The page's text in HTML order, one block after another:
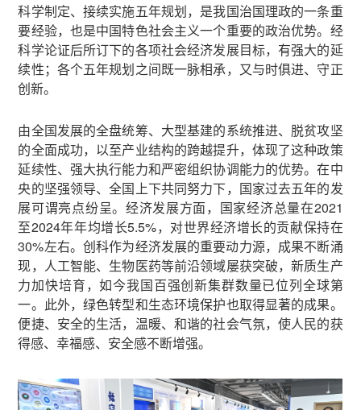
科学制定、接续实施五年规划，是我国治国理政的一条重
要经验，也是中国特色社会主义一个重要的政治优势。经
科学论证后所订下的各项社会经济发展目标，有强大的延
续性；各个五年规划之间既一脉相承，又与时俱进、守正
创新。
由全国发展的全盘统筹、大型基建的系统推进、脱贫攻坚
的全面成功，以至产业结构的跨越提升，体现了这种政策
延续性、强大执行能力和严密组织协调能力的优势。在中
央的坚强领导、全国上下共同努力下，国家过去五年的发
展可谓亮点纷呈。经济发展方面，国家经济总量在2021
至2024年年均增长5.5%，对世界经济增长的贡献保持在
30%左右。创科作为经济发展的重要动力源，成果不断涌
现，人工智能、生物医药等前沿领域屡获突破，新质生产
力加快培育，如今我国百强创新集群数量已位列全球第
一。此外，绿色转型和生态环境保护也取得显著的成果。
便捷、安全的生活，温暖、和谐的社会气氛，使人民的获
得感、幸福感、安全感不断增强。